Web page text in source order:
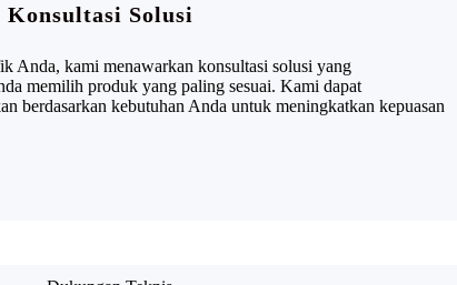
Konsultasi Solusi
Anda, kami menawarkan konsultasi solusi yang
memilih produk yang paling sesuai. Kami dapat
berdasarkan kebutuhan Anda untuk meningkatkan kepuasan